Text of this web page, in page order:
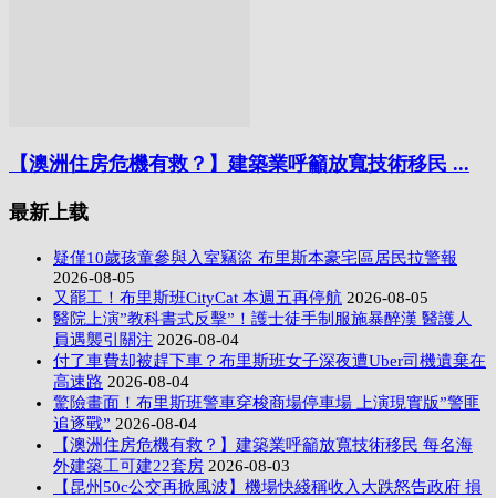
【澳洲住房危機有救？】建築業呼籲放寬技術移民 ...
最新上载
疑僅10歲孩童參與入室竊盜 布里斯本豪宅區居民拉警報
2026-08-05
又罷工！布里斯班CityCat 本週五再停航 2026-08-05
醫院上演”教科書式反擊”！護士徒手制服施暴醉漢 醫護人
員遇襲引關注 2026-08-04
付了車費却被趕下車？布里斯班女子深夜遭Uber司機遺棄在
高速路 2026-08-04
驚險畫面！布里斯班警車穿梭商場停車場 上演現實版”警匪
追逐戰” 2026-08-04
【澳洲住房危機有救？】建築業呼籲放寬技術移民 每名海
外建築工可建22套房 2026-08-03
【昆州50c公交再掀風波】機場快綫稱收入大跌怒告政府 損